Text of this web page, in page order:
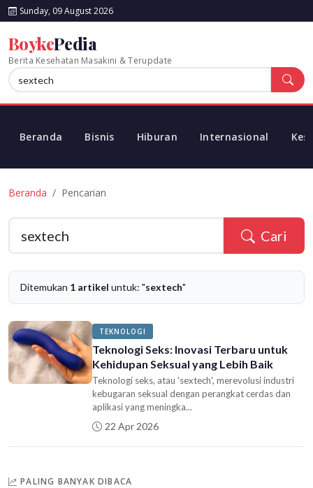
Sunday, 09 August 2026
BoykePedia
Berita Kesehatan Masakini & Terupdate
Beranda Bisnis Hiburan Internasional
Beranda Pencarian
Cari
Ditemukan 1 artikel untuk: "sextech"
TEKNOLOGI
Teknologi Seks: Inovasi Terbaru untuk
Kehidupan Seksual yang Lebih Baik
Teknologi seks, atau 'sextech', merevolusi industri
kebugaran seksual dengan perangkat cerdas dan
aplikasi yang meningka...
22 Apr 2026
PALING BANYAK DIBACA